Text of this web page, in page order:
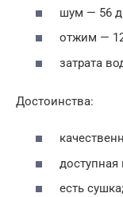
шум — 56
отжим —
затрата
Достоинства:
доступная
есть сушка;